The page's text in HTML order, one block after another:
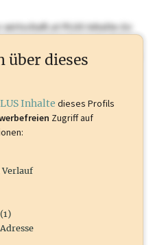
wirtschaft.at PLUS Inhaltedie
Schalten Sie dieses Profil frei
zu sehen. wirtschaft.at PLUS
Aussendungen, und viele
dieses
Inhalte dieses Profils
Zugriff auf